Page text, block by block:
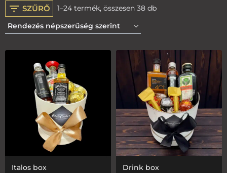
SZŰRŐ 1–24 termék, összesen 38 db
Italos box Drink box